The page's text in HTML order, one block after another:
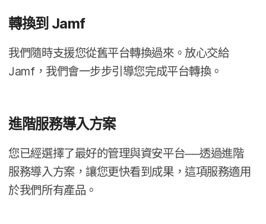
轉換到 Jamf
我們​隨時​支援​您​從​舊平台轉換​過來。​放心​交給
Jamf，​我們​會​一步​步​引導​您​完成​平​台​轉換。
進階​服務​導入​方案
您​已經​選擇​了​最好​的​管理​與​資安平​台─​─透過​進階​
服務​導入​方案，​讓​您​更​快​看到​成果，​這​項​服務​適用​
於​我們​所有​產品。